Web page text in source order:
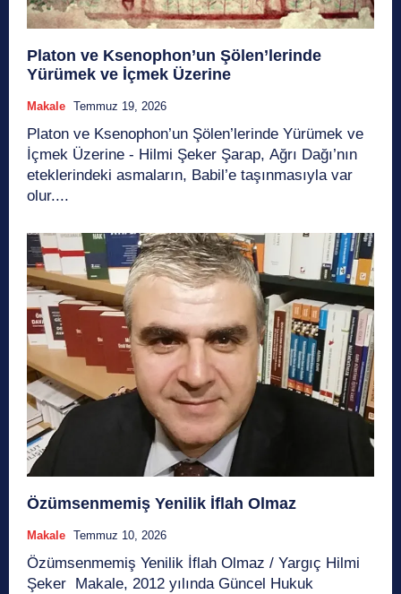
Platon ve Ksenophon’un Şölen’lerinde
Yürümek ve İçmek Üzerine
Makale Temmuz 19, 2026
Platon ve Ksenophon’un Şölen’lerinde Yürümek ve
İçmek Üzerine - Hilmi Şeker Şarap, Ağrı Dağı’nın
eteklerindeki asmaların, Babil’e taşınmasıyla var
olur....
Özümsenmemiş Yenilik İflah Olmaz
Makale Temmuz 10, 2026
Özümsenmemiş Yenilik İflah Olmaz / Yargıç Hilmi
Şeker Makale, 2012 yılında Güncel Hukuk